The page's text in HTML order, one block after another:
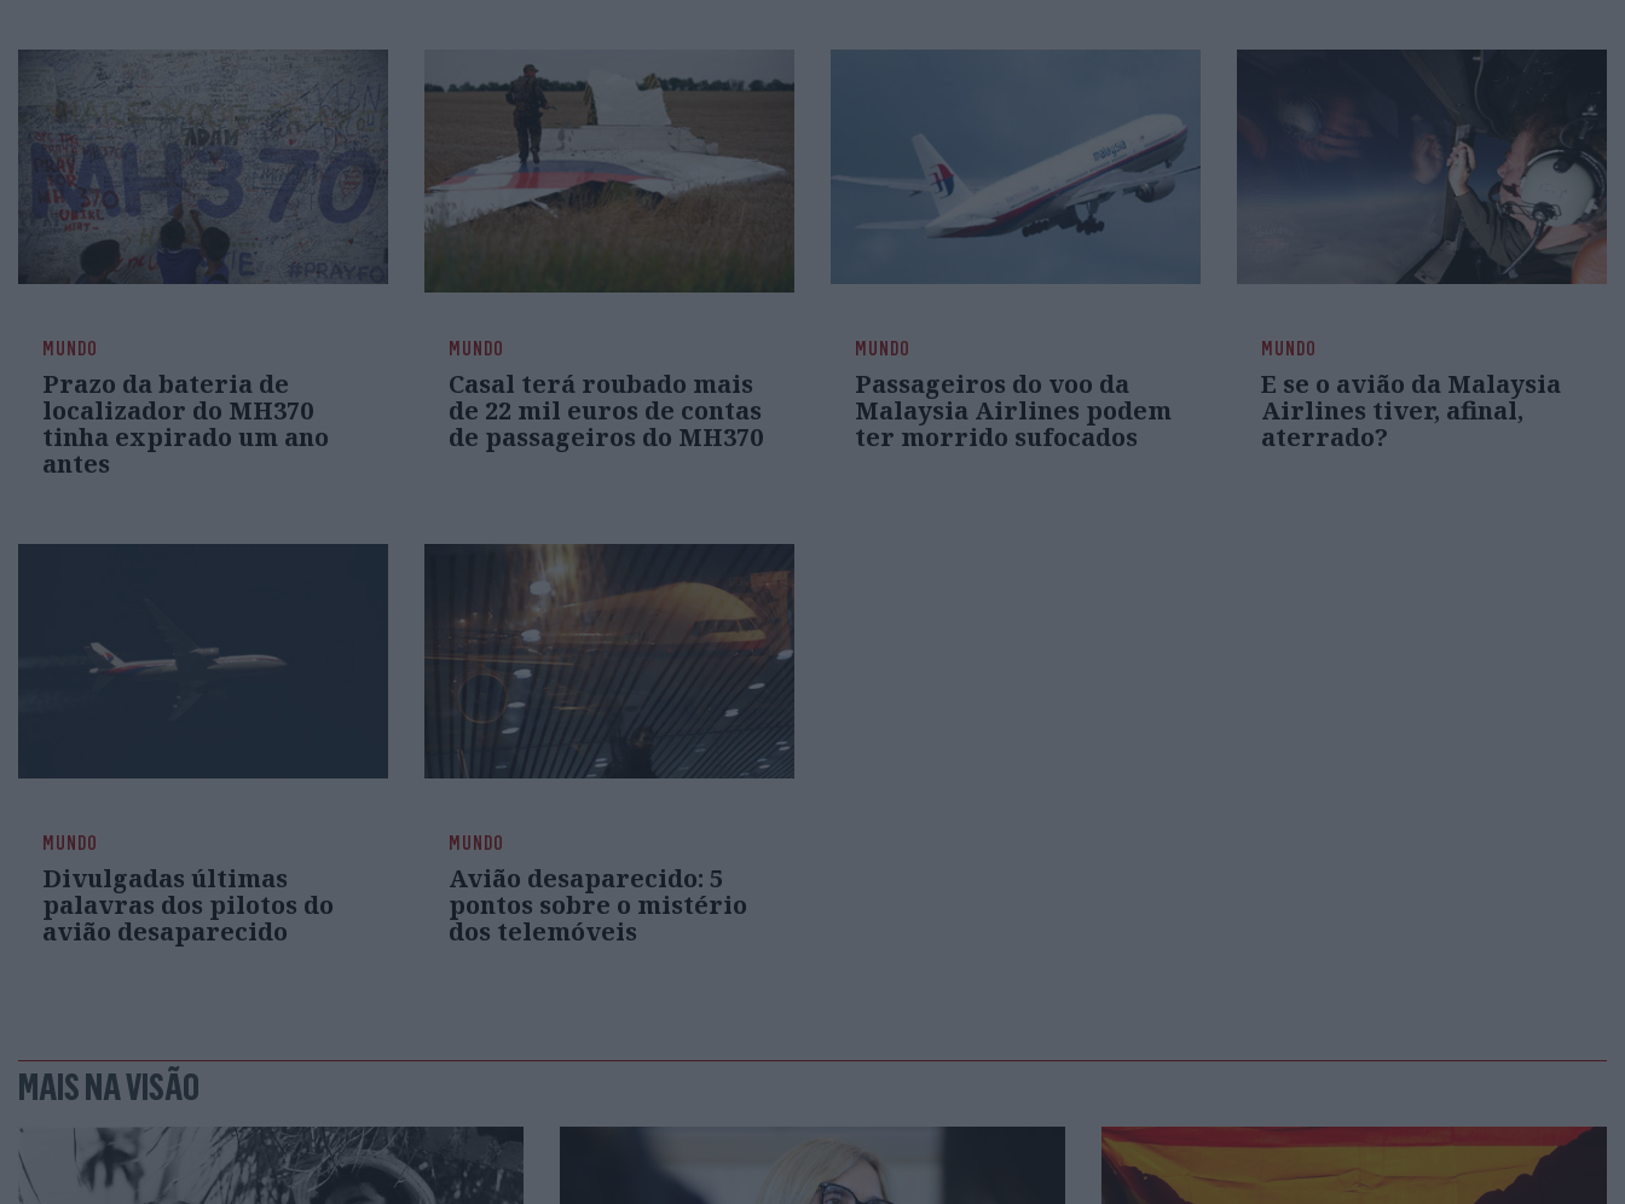
MUNDO
Prazo da bateria de
localizador do MH370
tinha expirado um ano
antes
MUNDO
Casal terá roubado mais
de 22 mil euros de contas
de passageiros do MH370
MUNDO
Passageiros do voo da
Malaysia Airlines podem
ter morrido sufocados
MUNDO
E se o avião da Malaysia
Airlines tiver, afinal,
aterrado?
MUNDO
Divulgadas últimas
palavras dos pilotos do
avião desaparecido
MUNDO
Avião desaparecido: 5
pontos sobre o mistério
dos telemóveis
MAIS NA VISÃO